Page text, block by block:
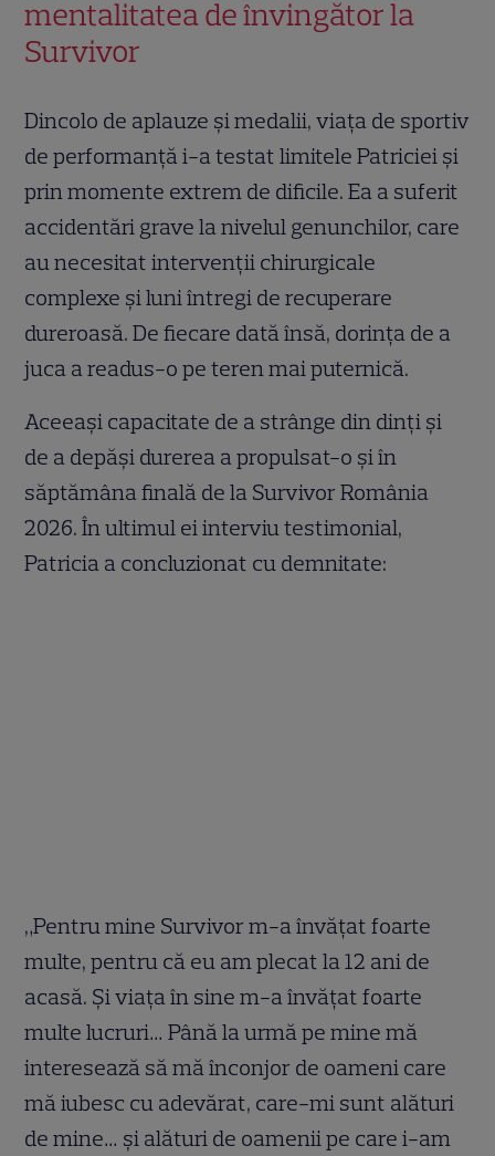
mentalitatea de învingător la
Survivor
Dincolo de aplauze și medalii, viața de sportiv
de performanță i-a testat limitele Patriciei și
prin momente extrem de dificile. Ea a suferit
accidentări grave la nivelul genunchilor, care
au necesitat intervenții chirurgicale
complexe și luni întregi de recuperare
dureroasă. De fiecare dată însă, dorința de a
juca a readus-o pe teren mai puternică.
Aceeași capacitate de a strânge din dinți și
de a depăși durerea a propulsat-o și în
săptămâna finală de la Survivor România
2026. În ultimul ei interviu testimonial,
Patricia a concluzionat cu demnitate:
„Pentru mine Survivor m-a învățat foarte
multe, pentru că eu am plecat la 12 ani de
acasă. Și viața în sine m-a învățat foarte
multe lucruri… Până la urmă pe mine mă
interesează să mă înconjor de oameni care
mă iubesc cu adevărat, care-mi sunt alături
de mine… și alături de oamenii pe care i-am